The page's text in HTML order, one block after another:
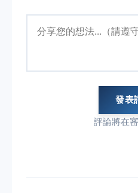
發表
評論將在